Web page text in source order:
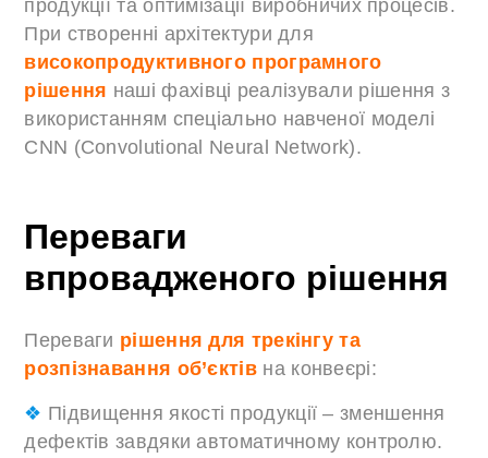
продукції та оптимізації виробничих процесів.
При створенні архітектури для
високопродуктивного програмного
рішення наші фахівці реалізували рішення з
використанням спеціально навченої моделі
CNN (Convolutional Neural Network).
Переваги
впровадженого рішення
Переваги рішення для трекінгу та
розпізнавання об’єктів на конвеєрі:
❖ Підвищення якості продукції – зменшення
дефектів завдяки автоматичному контролю.